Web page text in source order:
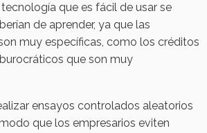
que es fácil de usar se
de aprender, ya que las
muy específicas, como los créditos
que son muy
ensayos controlados aleatorios
que los empresarios eviten